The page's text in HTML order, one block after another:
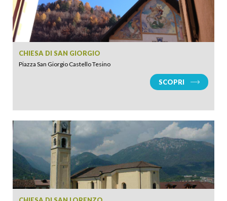
CHIESA DI SAN GIORGIO
Piazza San Giorgio Castello Tesino
SCOPRI